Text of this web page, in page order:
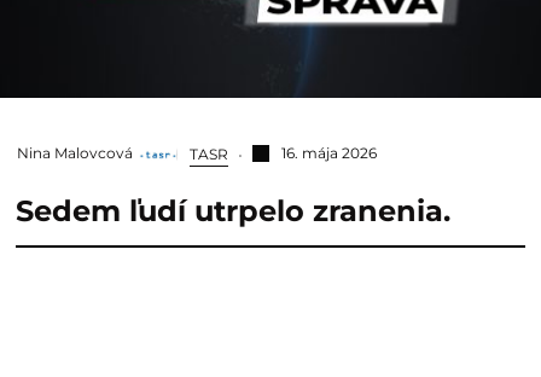
Nina Malovcová TASR 16. mája 2026
Sedem ľudí utrpelo zranenia.